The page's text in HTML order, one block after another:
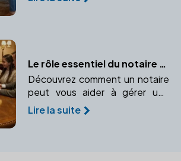
entreprise. Conseils sur les
Le rôle essentiel du notaire dans la gestion des successions complexes
Découvrez comment un notaire
peut vous aider à gérer une
succession complexe, protéger
vos héritiers et éviter les
Lire la suite